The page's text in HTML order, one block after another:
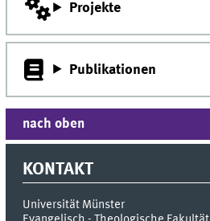
Projekte
Publikationen
nach oben
KONTAKT
Universität Münster